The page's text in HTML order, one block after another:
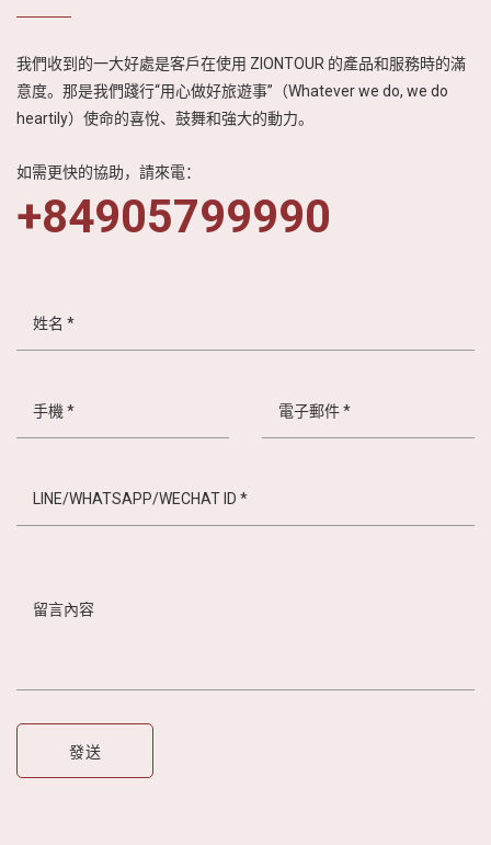
作
伴！
越
南
旅
行
我們收到的一大好處是客戶在使用 ZIONTOUR 的產品和服務時的滿
意度。那是我們踐行“用心做好旅遊事”（Whatever we do, we do
heartily）使命的喜悅、鼓舞和強大的動力。
如需更快的協助，請來電：
+84905799990